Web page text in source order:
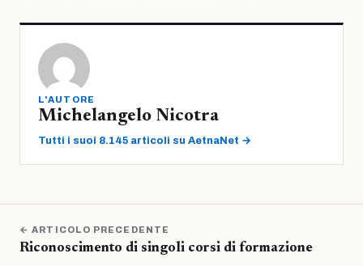
L'AUTORE
Michelangelo Nicotra
Tutti i suoi 8.145 articoli su AetnaNet →
← ARTICOLO PRECEDENTE
Riconoscimento di singoli corsi di formazione